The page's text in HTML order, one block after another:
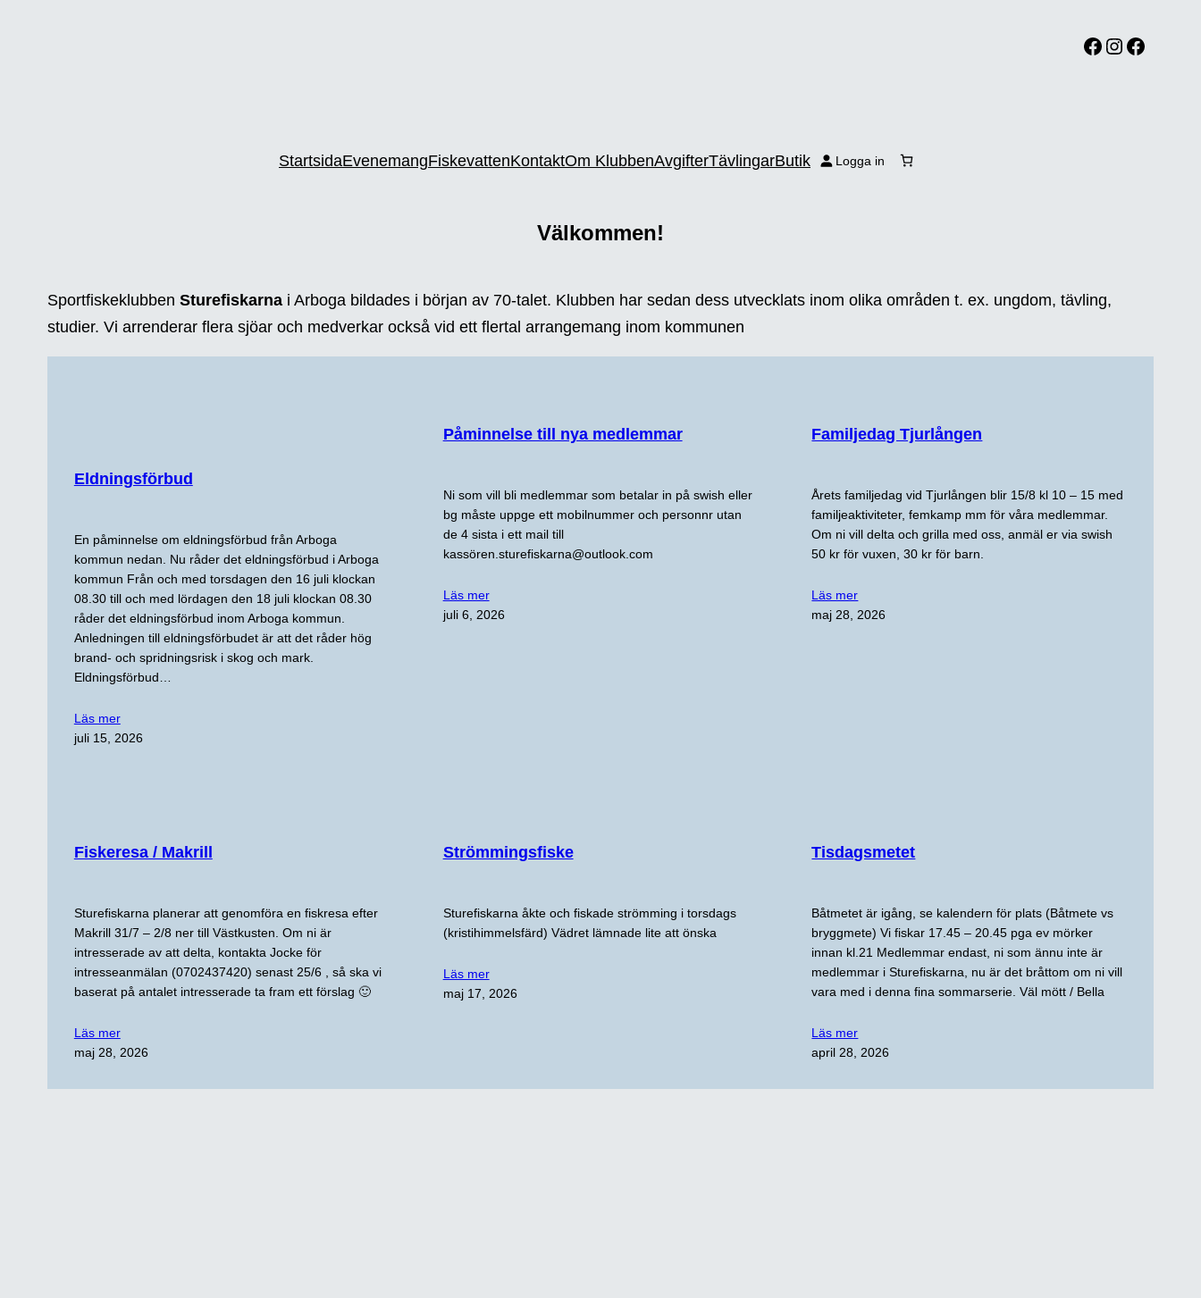
Facebook Instagram Facebook
StartsidaEvenemangFiskevattenKontaktOm KlubbenAvgifterTävlingarButik Logga in
Välkommen!
Sportfiskeklubben Sturefiskarnai Arboga bildades i början av 70-talet. Klubben har sedan dess utvecklats inom olika områden t. ex. ungdom, tävling,
studier. Vi arrenderar flera sjöar och medverkar också vid ett flertal arrangemang inom kommunen
Eldningsförbud
En påminnelse om eldningsförbud från Arboga
kommun nedan. Nu råder det eldningsförbud i Arboga
kommun Från och med torsdagen den 16 juli klockan
08.30 till och med lördagen den 18 juli klockan 08.30
råder det eldningsförbud inom Arboga kommun.
Anledningen till eldningsförbudet är att det råder hög
brand- och spridningsrisk i skog och mark.
Eldningsförbud…
Läs mer
juli 15, 2026
Påminnelse till nya medlemmar
Ni som vill bli medlemmar som betalar in på swish eller
bg måste uppge ett mobilnummer och personnr utan
de 4 sista i ett mail till
kassören.sturefiskarna@outlook.com
Läs mer
juli 6, 2026
Familjedag Tjurlången
Årets familjedag vid Tjurlången blir 15/8 kl 10 – 15 med
familjeaktiviteter, femkamp mm för våra medlemmar.
Om ni vill delta och grilla med oss, anmäl er via swish
50 kr för vuxen, 30 kr för barn.
Läs mer
maj 28, 2026
Fiskeresa / Makrill
Sturefiskarna planerar att genomföra en fiskresa efter
Makrill 31/7 – 2/8 ner till Västkusten. Om ni är
intresserade av att delta, kontakta Jocke för
intresseanmälan (0702437420) senast 25/6 , så ska vi
baserat på antalet intresserade ta fram ett förslag 🙂
Läs mer
maj 28, 2026
Strömmingsfiske
Sturefiskarna åkte och fiskade strömming i torsdags
(kristihimmelsfärd) Vädret lämnade lite att önska
Läs mer
maj 17, 2026
Tisdagsmetet
Båtmetet är igång, se kalendern för plats (Båtmete vs
bryggmete) Vi fiskar 17.45 – 20.45 pga ev mörker
innan kl.21 Medlemmar endast, ni som ännu inte är
medlemmar i Sturefiskarna, nu är det bråttom om ni vill
vara med i denna fina sommarserie. Väl mött / Bella
Läs mer
april 28, 2026